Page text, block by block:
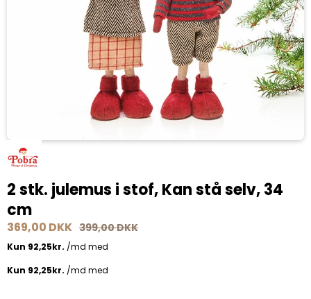
2 stk. julemus i stof, Kan stå selv, 34
cm
369,00 DKK 399,00 DKK